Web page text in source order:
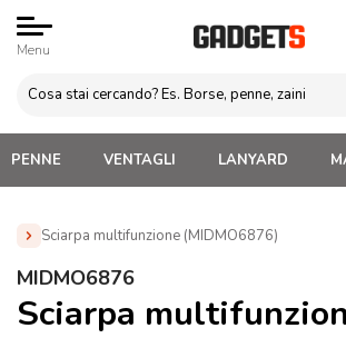
Menu
PENNE VENTAGLI LANYARD
Sciarpa multifunzione (MIDMO6876)
Home » Abbigliamento Personalizzato
MIDMO6876
Sciarpa